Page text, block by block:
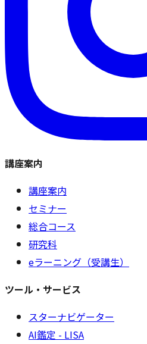
講座案内
講座案内
セミナー
総合コース
研究科
eラーニング（受講生）
ツール・サービス
スターナビゲーター
AI鑑定 - LISA